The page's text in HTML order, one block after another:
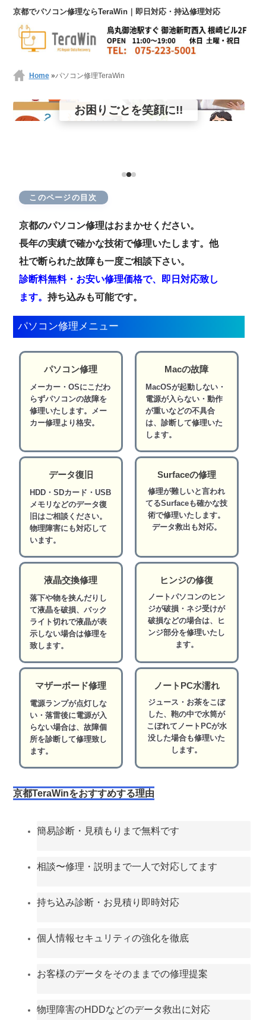
京都でパソコン修理ならTeraWin｜即日対応・持込修理対応
Home »パソコン修理TeraWin
京都パソコン修理
TeraWin
お困りごとを笑顔に!!
このページの目次
京都のパソコン修理はおまかせください。
長年の実績で確かな技術で修理いたします。他
社で断られた故障も一度ご相談下さい。
診断料無料・お安い修理価格で、即日対応致し
ます。 持ち込みも可能です。
パソコン修理メニュー
パソコン修理
メーカー・OSにこだわ
らずパソコンの故障を
修理いたします。メー
カー修理より格安。
データ復旧
HDD・SDカード・USB
メモリなどのデータ復
旧はご相談ください。
物理障害にも対応して
います。
液晶交換修理
落下や物を挟んだりし
て液晶を破損、バック
ライト切れで液晶が表
示しない場合は修理を
致します。
マザーボード修理
電源ランプが点灯しな
い・落雷後に電源が入
らない場合は、故障個
所を診断して修理致し
ます。
Macの故障
MacOSが起動しない・
電源が入らない・動作
が重いなどの不具合
は、診断して修理いた
します。
Surfaceの修理
修理が難しいと言われ
てるSurfaceも確かな技
術で修理いたします。
データ救出も対応。
ヒンジの修復
ノートパソコンのヒン
ジが破損・ネジ受けが
破損などの場合は、ヒ
ンジ部分を修理いたし
ます。
ノートPC水濡れ
ジュース・お茶をこぼ
した、鞄の中で水筒が
こぼれてノートPCが水
没した場合も修理いた
します。
京都TeraWinをおすすめする理由
簡易診断・見積もりまで無料です
相談〜修理・説明まで一人で対応してます
持ち込み診断・お見積り即時対応
個人情報セキュリティの強化を徹底
お客様のデータをそのままでの修理提案
物理障害のHDDなどのデータ救出に対応